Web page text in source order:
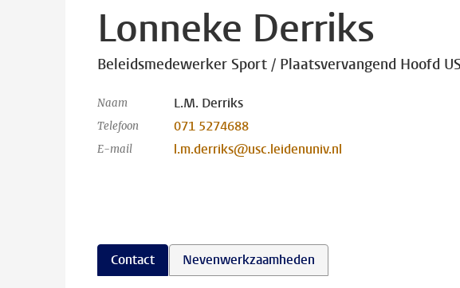
Lonneke Derriks
Beleidsmedewerker Sport / Plaatsvervangend Hoofd
Naam L.M. Derriks
Telefoon 071 5274688
E-mail l.m.derriks@usc.leidenuniv.nl
Contact Nevenwerkzaamheden